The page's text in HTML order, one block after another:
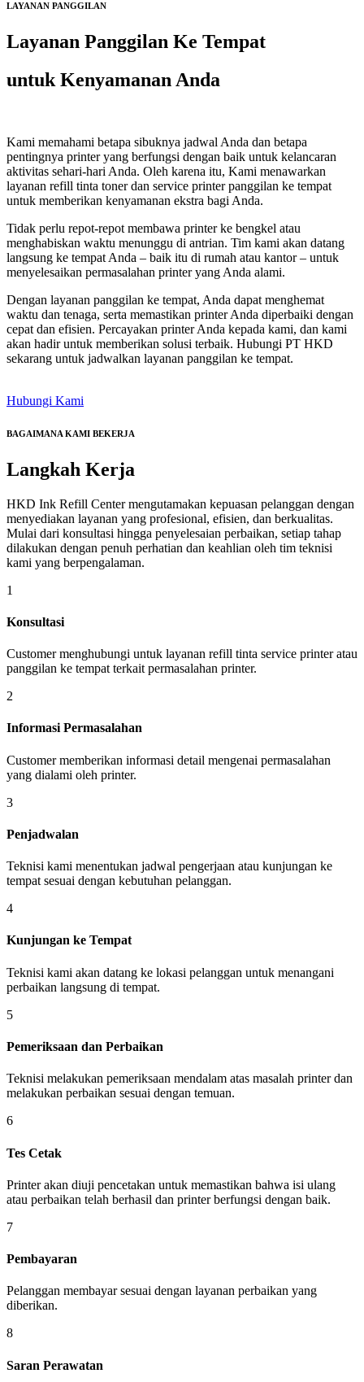
LAYANAN PANGGILAN
Layanan Panggilan Ke Tempat
untuk Kenyamanan Anda
Kami memahami betapa sibuknya jadwal Anda dan betapa
pentingnya printer yang berfungsi dengan baik untuk kelancaran
aktivitas sehari-hari Anda. Oleh karena itu, Kami menawarkan
layanan refill tinta toner dan service printer panggilan ke tempat
untuk memberikan kenyamanan ekstra bagi Anda.
Tidak perlu repot-repot membawa printer ke bengkel atau
menghabiskan waktu menunggu di antrian. Tim kami akan datang
langsung ke tempat Anda – baik itu di rumah atau kantor – untuk
menyelesaikan permasalahan printer yang Anda alami.
Dengan layanan panggilan ke tempat, Anda dapat menghemat
waktu dan tenaga, serta memastikan printer Anda diperbaiki dengan
cepat dan efisien. Percayakan printer Anda kepada kami, dan kami
akan hadir untuk memberikan solusi terbaik. Hubungi PT HKD
sekarang untuk jadwalkan layanan panggilan ke tempat.
Hubungi Kami
BAGAIMANA KAMI BEKERJA
Langkah Kerja
HKD Ink Refill Center mengutamakan kepuasan pelanggan dengan
menyediakan layanan yang profesional, efisien, dan berkualitas.
Mulai dari konsultasi hingga penyelesaian perbaikan, setiap tahap
dilakukan dengan penuh perhatian dan keahlian oleh tim teknisi
kami yang berpengalaman.
1
Konsultasi
Customer menghubungi untuk layanan refill tinta service printer atau
panggilan ke tempat terkait permasalahan printer.
2
Informasi Permasalahan
Customer memberikan informasi detail mengenai permasalahan
yang dialami oleh printer.
3
Penjadwalan
Teknisi kami menentukan jadwal pengerjaan atau kunjungan ke
tempat sesuai dengan kebutuhan pelanggan.
4
Kunjungan ke Tempat
Teknisi kami akan datang ke lokasi pelanggan untuk menangani
perbaikan langsung di tempat.
5
Pemeriksaan dan Perbaikan
Teknisi melakukan pemeriksaan mendalam atas masalah printer dan
melakukan perbaikan sesuai dengan temuan.
6
Tes Cetak
Printer akan diuji pencetakan untuk memastikan bahwa isi ulang
atau perbaikan telah berhasil dan printer berfungsi dengan baik.
7
Pembayaran
Pelanggan membayar sesuai dengan layanan perbaikan yang
diberikan.
8
Saran Perawatan